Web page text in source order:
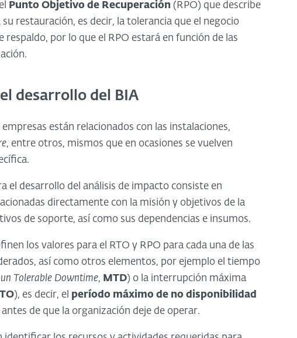
Punto Objetivo de Recuperación (RPO) que describe
restauración, es decir, la tolerancia que el negocio
por lo que el RPO estará en función de las
desarrollo del BIA
están relacionados con las instalaciones,
, entre otros, mismos que en ocasiones se vuelven
el desarrollo del análisis de impacto consiste en
directamente con la misión y objetivos de la
de soporte, así como sus dependencias e insumos.
los valores para el RTO y RPO para cada una de las
así como otros elementos, por ejemplo el tiempo
Tolerable Downtime, MTD) o la interrupción máxima
), es decir, el período máximo de no disponibilidad
de que la organización deje de operar.